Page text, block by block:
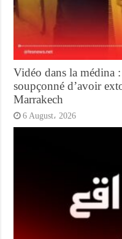
Vidéo dans la médina
soupçonné d’avoir
Marrakech
6 August، 2026